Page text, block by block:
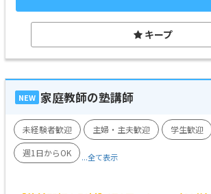
キープ
NEW 家庭教師の塾講師
未経験者歓迎 主婦・主夫歓迎 学生歓迎
週1日からOK
...全て表示